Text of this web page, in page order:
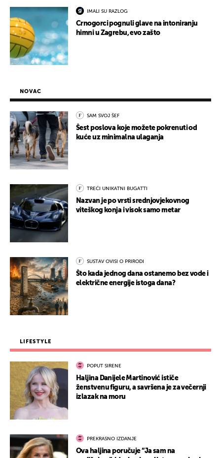
IMALI SU RAZLOG
Crnogorci pognuli glave na intoniranju
himni u Zagrebu, evo zašto
NOVAC
SAM SVOJ ŠEF
Šest poslova koje možete pokrenuti od
kuće uz minimalna ulaganja
TREĆI UNIKATNI BUGATTI
Nazvan je po vrsti srednjovjekovnog
viteškog konja i visok samo metar
SUSTAV OVISI O PRIRODI
Što kada jednog dana ostanemo bez vode i
električne energije istoga dana?
LIFESTYLE
POPUT SIRENE
Haljina Danijele Martinović ističe
ženstvenu figuru, a savršena je za večernji
izlazak na moru
PREKRASNO IZDANJE
Ova haljina poručuje “Ja sam na